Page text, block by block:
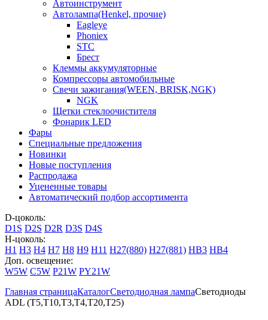
Автоинструмент
Автолампа(Henkel, прочие)
Eagleye
Phoniex
STC
Брест
Клеммы аккумуляторные
Компрессоры автомобильные
Свечи зажигания(WEEN, BRISK,NGK)
NGK
Щетки стеклоочистителя
Фонарик LED
Фары
Специальные предложения
Новинки
Новые поступления
Распродажа
Уцененные товары
Автоматический подбор ассортимента
D-цоколь:
D1S D2S D2R D3S D4S
H-цоколь:
H1 H3 H4 H7 H8 H9 H11 H27(880) H27(881) HB3 HB4
Доп. освещение:
W5W C5W P21W PY21W
Главная страницаКаталогСветодиодная лампаСветодиоды
ADL (T5,T10,T3,T4,T20,T25)